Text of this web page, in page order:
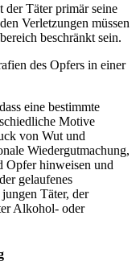
Täter primär seine
Verletzungen müssen
beschränkt sein.
des Opfers in einer
eine bestimmte
Motive
von Wut und
Wiedergutmachung,
Opfer hinweisen und
gelaufenes
Täter, der
Alkohol- oder